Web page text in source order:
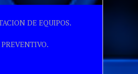
DE EQUIPOS.